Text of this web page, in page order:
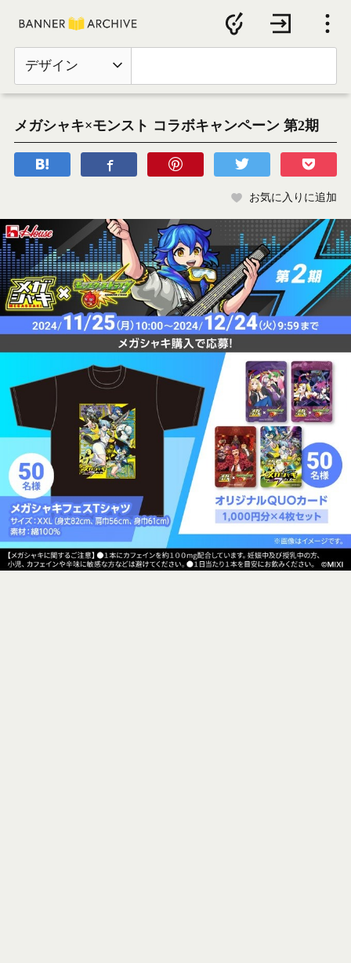
デザイン
メガシャキ×モンスト コラボキャンペーン 第2期
お気に入りに追加